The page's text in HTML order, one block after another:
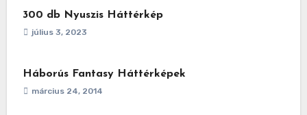
300 db Nyuszis Háttérkép
július 3, 2023
Háborús Fantasy Háttérképek
március 24, 2014